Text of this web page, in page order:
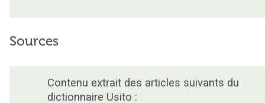
Sources
Contenu extrait des articles suivants du
dictionnaire Usito :